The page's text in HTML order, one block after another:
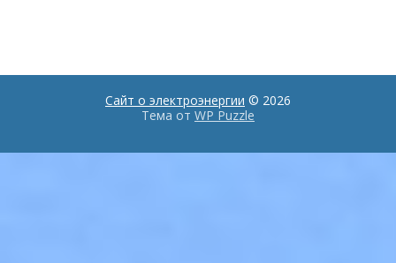
Сайт о электроэнергии © 2026
Тема от WP Puzzle